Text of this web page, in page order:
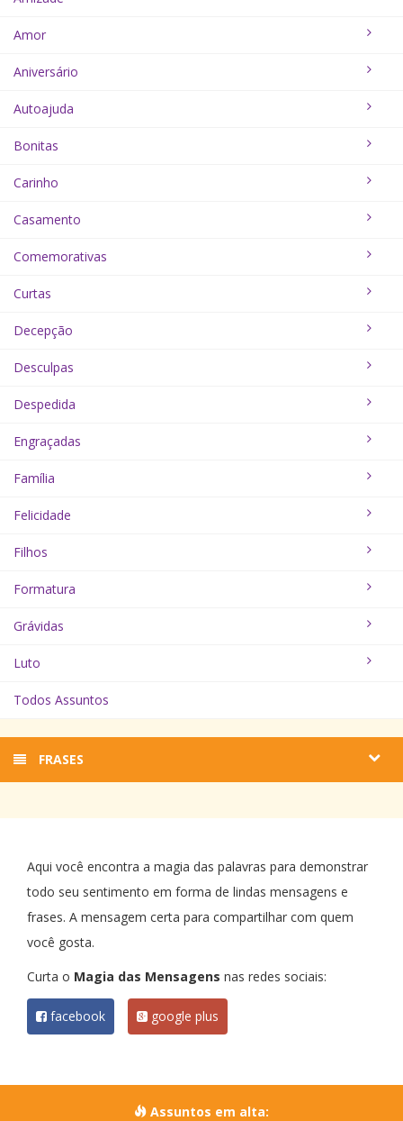
Amor
Aniversário
Autoajuda
Bonitas
Carinho
Casamento
Comemorativas
Curtas
Decepção
Desculpas
Despedida
Engraçadas
Família
Felicidade
Filhos
Formatura
Grávidas
Luto
Todos Assuntos
FRASES
Aqui você encontra a magia das palavras para demonstrar
todo seu sentimento em forma de lindas mensagens e
frases. A mensagem certa para compartilhar com quem
você gosta.
Curta o Magia das Mensagens nas redes sociais:
facebook google plus
Assuntos em alta: